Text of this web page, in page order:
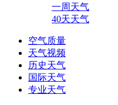
一周天气
40天天气
空气质量
天气视频
历史天气
国际天气
专业天气